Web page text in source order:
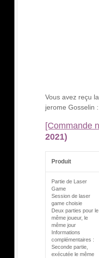
Vous avez reçu
jerome Gosselin :
[Commande
2021)
Produit
Partie de Laser
Game
Session de laser
game choisie
Deux parties pour le
même joueur, le
même jour
Informations
complémentaires :
Seconde partie,
exécutée le même